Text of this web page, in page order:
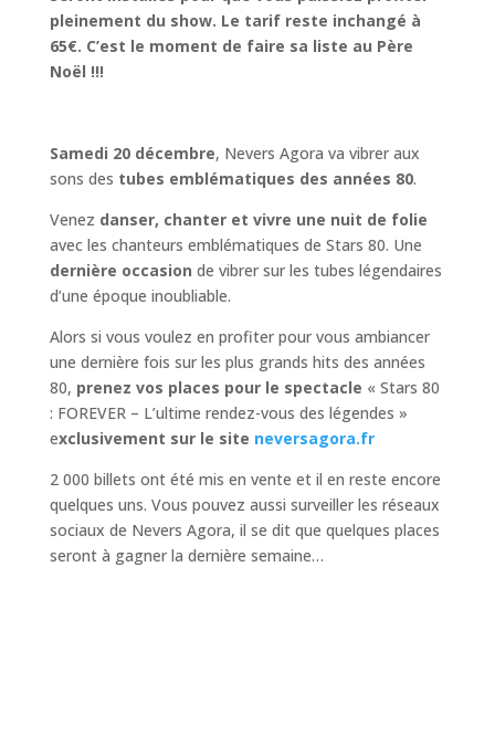
pleinement du show. Le tarif reste inchangé à
65€. C’est le moment de faire sa liste au Père
Noël !!!
Samedi 20 décembre, Nevers Agora va vibrer aux
sons des tubes emblématiques des années 80.
Venez danser, chanter et vivre une nuit de folie
avec les chanteurs emblématiques de Stars 80. Une
dernière occasion de vibrer sur les tubes légendaires
d’une époque inoubliable.
Alors si vous voulez en profiter pour vous ambiancer
une dernière fois sur les plus grands hits des années
80, prenez vos places pour le spectacle « Stars 80
: FOREVER – L’ultime rendez-vous des légendes »
exclusivement sur le site neversagora.fr
2 000 billets ont été mis en vente et il en reste encore
quelques uns. Vous pouvez aussi surveiller les réseaux
sociaux de Nevers Agora, il se dit que quelques places
seront à gagner la dernière semaine…